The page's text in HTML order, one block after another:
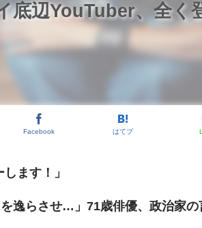
底辺YouTuber、全く
Facebook はてブ
ます！」
を逸らさせ…」71歳俳優、政治家